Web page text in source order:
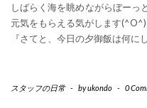
しばらく海を眺めながらぼーっ
元気をもらえる気がします(^O^)
『さてと、今日の夕御飯は何に
スタッフの日常 - byukondo - 0